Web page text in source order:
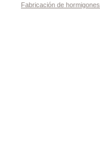
Fabricación de hormigones